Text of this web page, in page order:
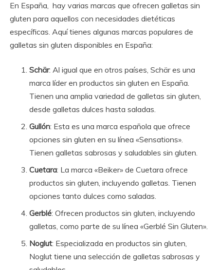
En España, hay varias marcas que ofrecen galletas sin
gluten para aquellos con necesidades dietéticas
específicas. Aquí tienes algunas marcas populares de
galletas sin gluten disponibles en España:
Schär: Al igual que en otros países, Schär es una
marca líder en productos sin gluten en España.
Tienen una amplia variedad de galletas sin gluten,
desde galletas dulces hasta saladas.
Gullón: Esta es una marca española que ofrece
opciones sin gluten en su línea «Sensations».
Tienen galletas sabrosas y saludables sin gluten.
Cuetara: La marca «Beiker» de Cuetara ofrece
productos sin gluten, incluyendo galletas. Tienen
opciones tanto dulces como saladas.
Gerblé: Ofrecen productos sin gluten, incluyendo
galletas, como parte de su línea «Gerblé Sin Gluten».
Noglut: Especializada en productos sin gluten,
Noglut tiene una selección de galletas sabrosas y